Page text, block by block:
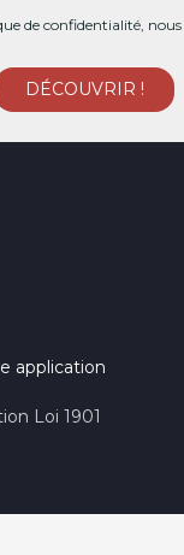
de confidentialité, nous
application
Loi 1901